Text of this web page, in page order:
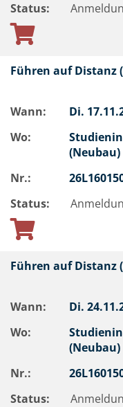
Status:
Führen auf
Wann: Di.
Wo:
(Neubau)
Nr.:
Status:
Führen auf
Wann: Di.
Wo:
(Neubau)
Nr.:
Status: